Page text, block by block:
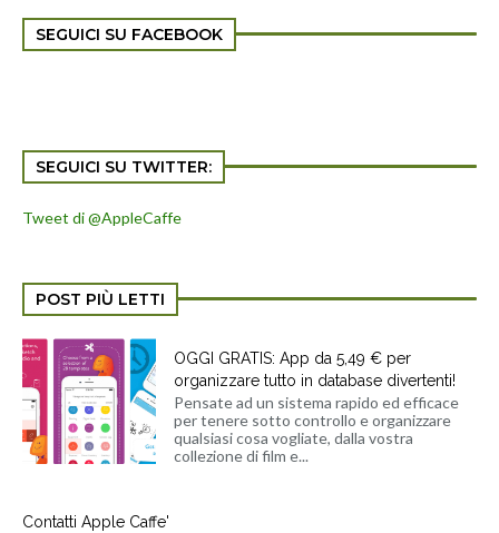
SEGUICI SU FACEBOOK
SEGUICI SU TWITTER:
Tweet di @AppleCaffe
POST PIÙ LETTI
OGGI GRATIS: App da 5,49 € per
organizzare tutto in database divertenti!
Pensate ad un sistema rapido ed efficace
per tenere sotto controllo e organizzare
qualsiasi cosa vogliate, dalla vostra
collezione di film e...
Contatti Apple Caffe'